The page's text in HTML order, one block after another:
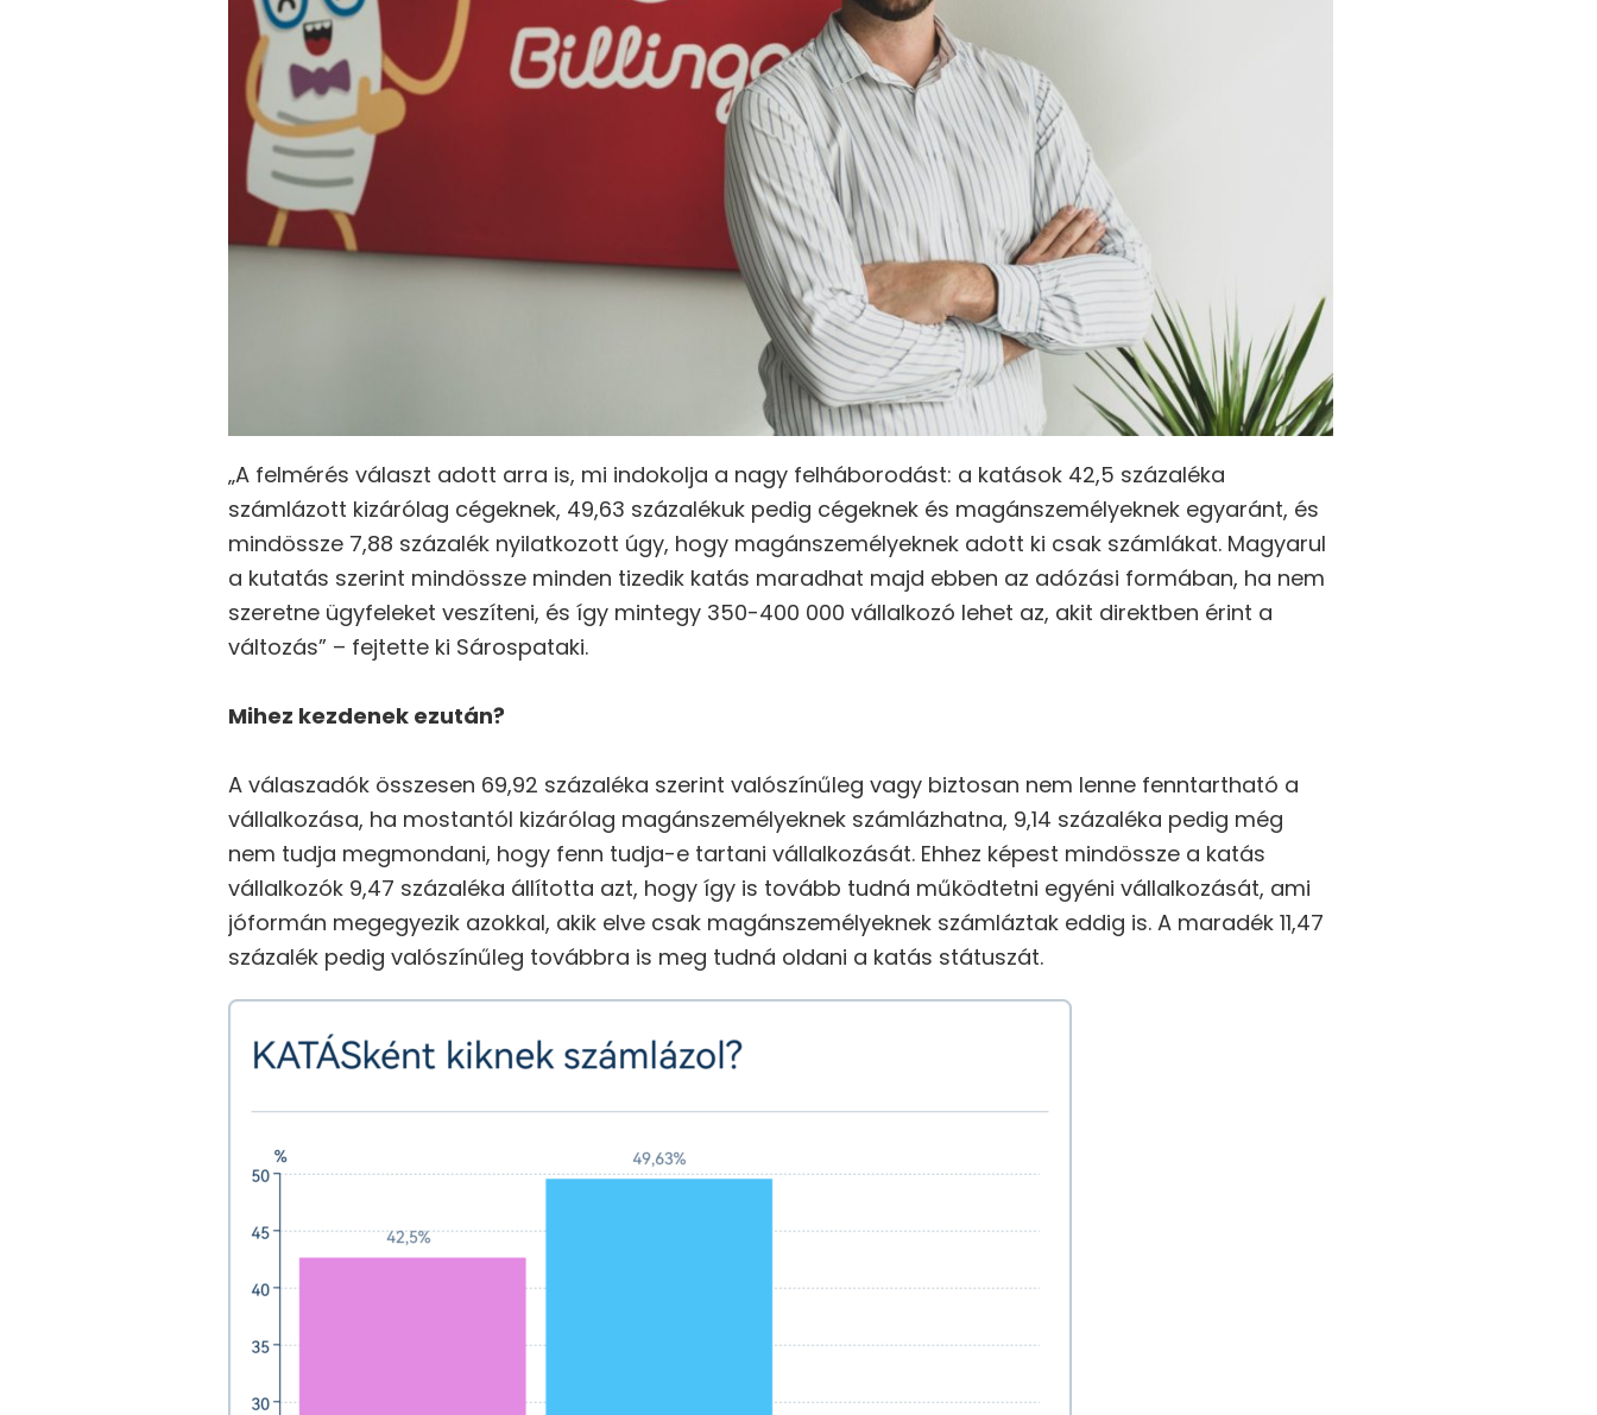
„A felmérés választ adott arra is, mi indokolja a nagy felháborodást: a katások 42,5 százaléka
számlázott kizárólag cégeknek, 49,63 százalékuk pedig cégeknek és magánszemélyeknek egyaránt, és
mindössze 7,88 százalék nyilatkozott úgy, hogy magánszemélyeknek adott ki csak számlákat. Magyarul
a kutatás szerint mindössze minden tizedik katás maradhat majd ebben az adózási formában, ha nem
szeretne ügyfeleket veszíteni, és így mintegy 350-400 000 vállalkozó lehet az, akit direktben érint a
változás” – fejtette ki Sárospataki.
Mihez kezdenek ezután?
A válaszadók összesen 69,92 százaléka szerint valószínűleg vagy biztosan nem lenne fenntartható a
vállalkozása, ha mostantól kizárólag magánszemélyeknek számlázhatna, 9,14 százaléka pedig még
nem tudja megmondani, hogy fenn tudja-e tartani vállalkozását. Ehhez képest mindössze a katás
vállalkozók 9,47 százaléka állította azt, hogy így is tovább tudná működtetni egyéni vállalkozását, ami
jóformán megegyezik azokkal, akik elve csak magánszemélyeknek számláztak eddig is. A maradék 11,47
százalék pedig valószínűleg továbbra is meg tudná oldani a katás státuszát.